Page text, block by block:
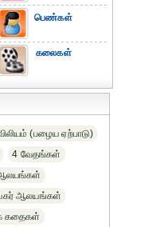
பெண்கள்
கலைகள்
(பழைய ஏற்பாடு)
4 வேதங்கள்
ஆலயங்கள்
ஆலயங்கள்
கதைகள்